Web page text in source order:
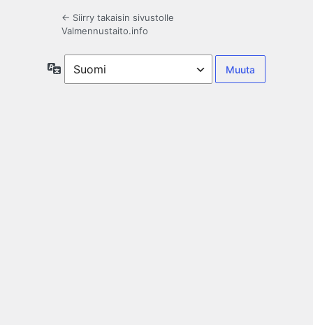
← Siirry takaisin sivustolle
Valmennustaito.info
Kieli